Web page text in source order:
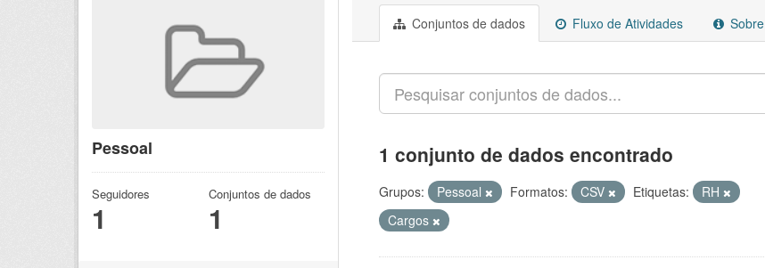
Pessoal
Seguidores
1
Conjuntos de dados
1
Conjuntos de dados Fluxo de Atividades Sobre
1 conjunto de dados encontrado
Grupos: Pessoal Formatos: CSV Etiquetas:
RH
Cargos